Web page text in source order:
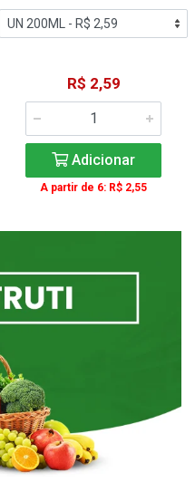
R$ 2,59
Adicionar
A partir de 6: R$ 2,55